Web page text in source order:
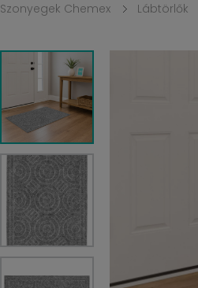
Szonyegek Chemex Lábtörlők